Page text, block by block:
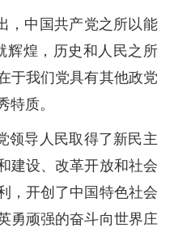
，中国共产党之所以能
辉煌，历史和人民之所
于我们党具有其他政党
特质。
领导人民取得了新民主
建设、改革开放和社会
，开创了中国特色社会
勇顽强的奋斗向世界庄